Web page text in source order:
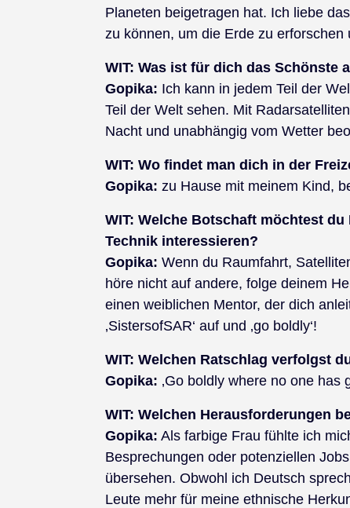
Planeten beigetragen hat. Ich liebe
zu können, um die Erde zu erforschen
WIT: Was ist für dich das Schönste
Gopika: Ich kann in jedem Teil der
Teil der Welt sehen. Mit
Nacht und unabhängig vom Wetter
WIT: Wo findet man dich in der
Gopika: zu Hause mit meinem Kind,
WIT: Welche Botschaft möchtest
Technik interessieren?
Gopika: Wenn du Raumfahrt,
höre nicht auf andere, folge deinem
einen weiblichen Mentor, der dich
‚SistersofSAR‘ auf und ‚go boldly‘!
WIT: Welchen Ratschlag verfolgst
Gopika: ‚Go boldly where no one has
WIT: Welchen Herausforderungen
Gopika: Als farbige Frau fühlte ich
Besprechungen oder potenziellen
übersehen. Obwohl ich Deutsch
Leute mehr für meine ethnische